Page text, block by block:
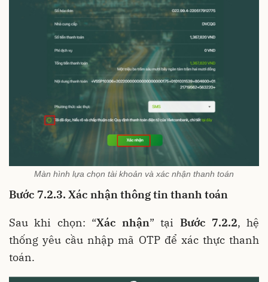
Màn hình lựa chọn tài khoản và xác nhận thanh toán
Bước 7.2.3. Xác nhận thông tin thanh toán
Sau khi chọn: “Xác nhận” tại Bước 7.2.2, hệ
thống yêu cầu nhập mã OTP để xác thực thanh
toán.